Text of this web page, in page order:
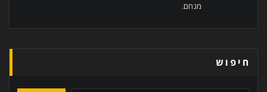
מנחם.
חיפוש